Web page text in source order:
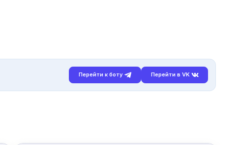
Перейти к боту Перейти в VK